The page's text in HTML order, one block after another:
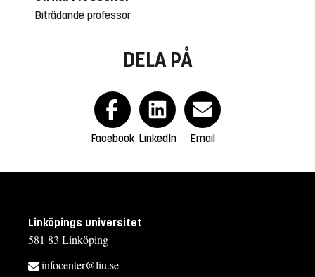
Biträdande professor
DELA PÅ
Facebook LinkedIn Email
Linköpings universitet
581 83 Linköping
infocenter@liu.se